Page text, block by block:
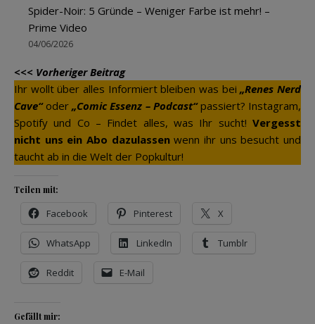
Spider-Noir: 5 Gründe – Weniger Farbe ist mehr! –
Prime Video
04/06/2026
<<< Vorheriger Beitrag
Ihr wollt über alles Informiert bleiben was bei„Renes Nerd
Cave“oder„Comic Essenz – Podcast“passiert? Instagram,
Spotify und Co – Findet alles, was Ihr sucht! Vergesst
nicht uns ein Abo dazulassenwenn ihr uns besucht und
taucht ab in die Welt der Popkultur!
Teilen mit:
Facebook Pinterest X
WhatsApp LinkedIn Tumblr
Reddit E-Mail
Gefällt mir: